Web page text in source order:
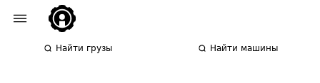
Найти грузы Найти машины